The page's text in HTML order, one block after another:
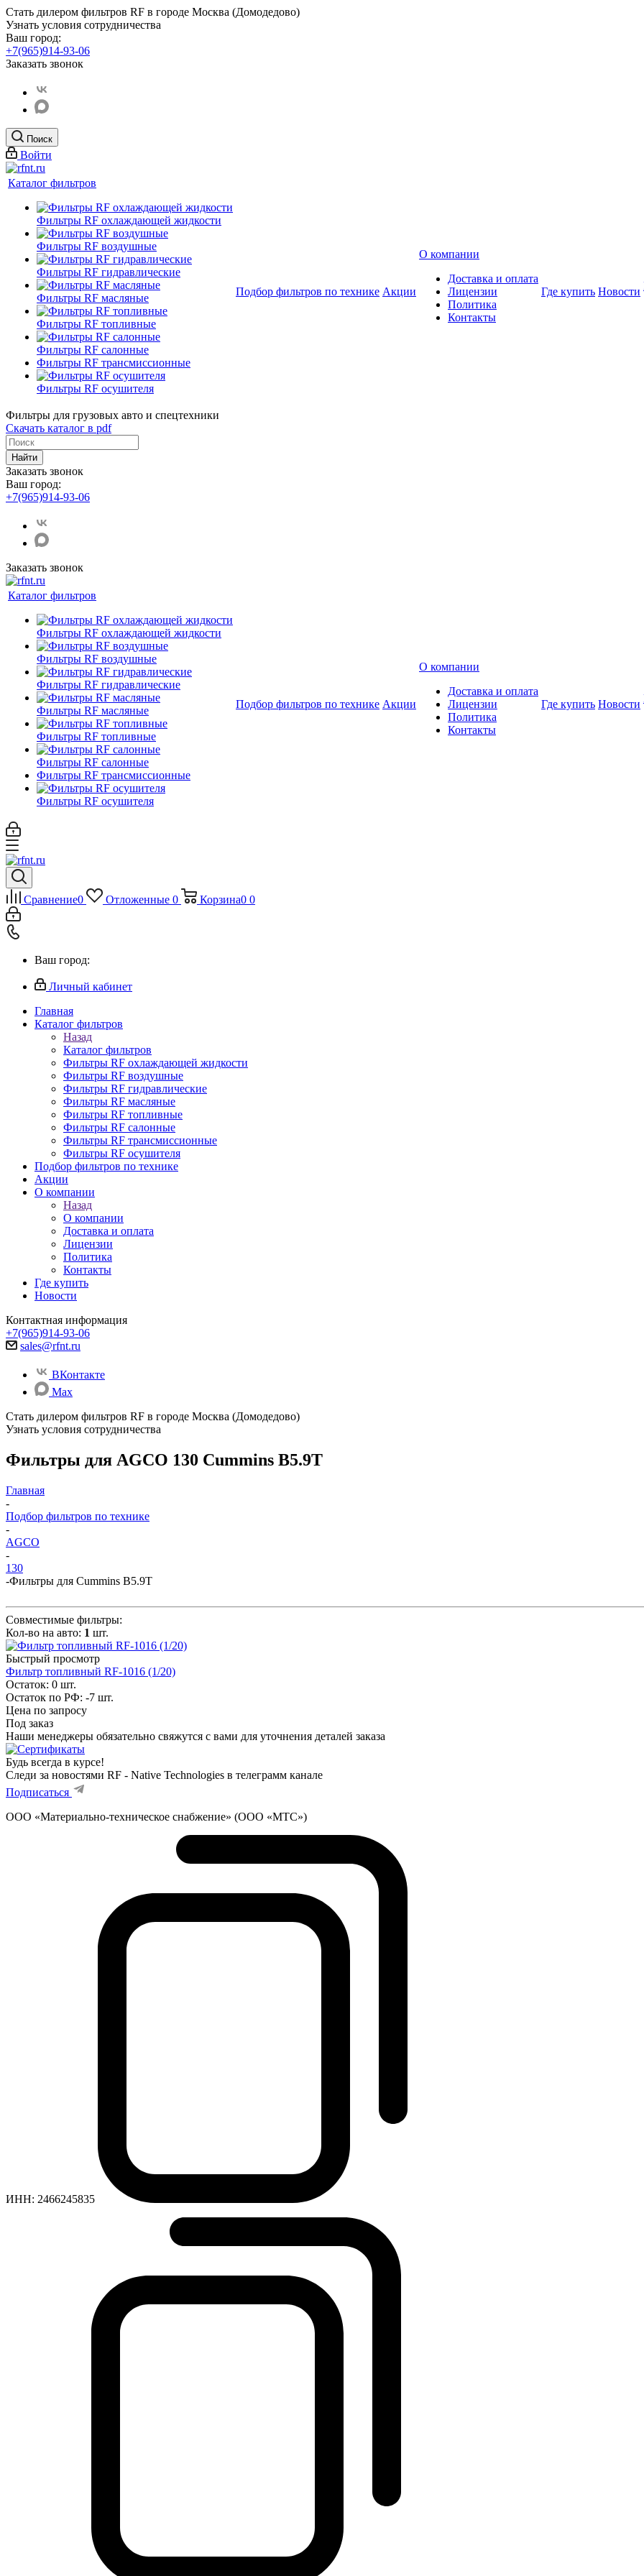
Стать дилером фильтров RF в городе Москва (Домодедово)
Узнать условия сотрудничества
Ваш город:
+7(965)914-93-06
Заказать звонок
Поиск
Войти
Каталог фильтров
Фильтры RF охлаждающей жидкости
Фильтры RF воздушные
Фильтры RF гидравлические
Фильтры RF масляные
Фильтры RF топливные
Фильтры RF салонные
Фильтры RF трансмиссионные
Фильтры RF осушителя
Подбор фильтров по технике Акции
О компании
Доставка и оплата
Лицензии
Политика
Контакты
Где купить Новости
Фильтры для грузовых авто и спецтехники
Скачать каталог в pdf
Найти
Заказать звонок
Ваш город:
+7(965)914-93-06
Заказать звонок
Каталог фильтров
Фильтры RF охлаждающей жидкости
Фильтры RF воздушные
Фильтры RF гидравлические
Фильтры RF масляные
Фильтры RF топливные
Фильтры RF салонные
Фильтры RF трансмиссионные
Фильтры RF осушителя
Подбор фильтров по технике Акции
О компании
Доставка и оплата
Лицензии
Политика
Контакты
Где купить Новости
Сравнение0 Отложенные 0 Корзина0 0
Ваш город:
Личный кабинет
Главная
Каталог фильтров
Назад
Каталог фильтров
Фильтры RF охлаждающей жидкости
Фильтры RF воздушные
Фильтры RF гидравлические
Фильтры RF масляные
Фильтры RF топливные
Фильтры RF салонные
Фильтры RF трансмиссионные
Фильтры RF осушителя
Подбор фильтров по технике
Акции
О компании
Назад
О компании
Доставка и оплата
Лицензии
Политика
Контакты
Где купить
Новости
Контактная информация
+7(965)914-93-06
sales@rfnt.ru
ВКонтакте
Max
Стать дилером фильтров RF в городе Москва (Домодедово)
Узнать условия сотрудничества
Фильтры для AGCO 130 Cummins B5.9T
Главная
-
Подбор фильтров по технике
-
AGCO
-
130
-Фильтры для Cummins B5.9T
Совместимые фильтры:
Кол-во на авто: 1 шт.
Быстрый просмотр
Фильтр топливный RF-1016 (1/20)
Остаток: 0 шт.
Остаток по РФ: -7 шт.
Цена по запросу
Под заказ
Наши менеджеры обязательно свяжутся с вами для уточнения деталей заказа
Будь всегда в курсе!
Следи за новостями RF - Native Technologies в телеграмм канале
Подписаться
ООО «Материально-техническое снабжение» (ООО «МТС»)
ИНН: 2466245835